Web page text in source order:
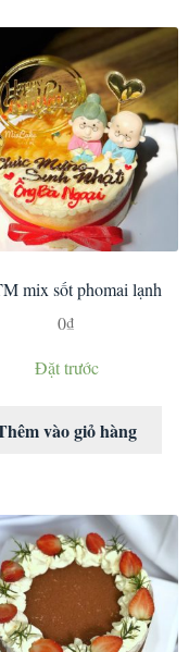
mix sốt phomai lạnh
0₫
Đặt trước
vào giỏ hàng